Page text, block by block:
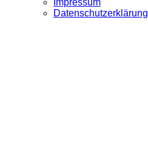
Impressum
Datenschutzerklärung